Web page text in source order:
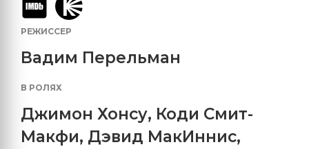
РЕЖИССЕР
Вадим Перельман
В РОЛЯХ
Джимон Хонсу, Коди Смит-
Макфи, Дэвид МакИннис,